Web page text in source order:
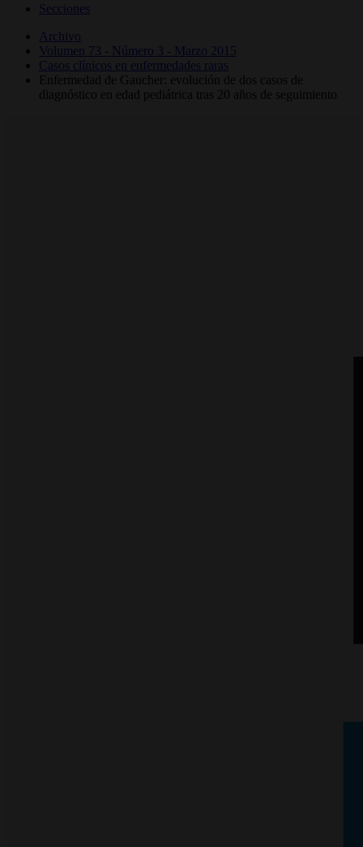
Secciones
Archivo
Volumen 73 - Número 3 - Marzo 2015
Casos clínicos en enfermedades raras
Enfermedad de Gaucher: evolución de dos casos de
diagnóstico en edad pediátrica tras 20 años de seguimiento